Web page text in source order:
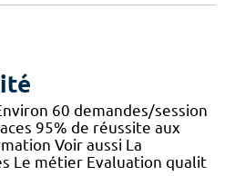
60 demandes/session
95% de réussite aux
Voir aussi La
Le métier Evaluation qualit